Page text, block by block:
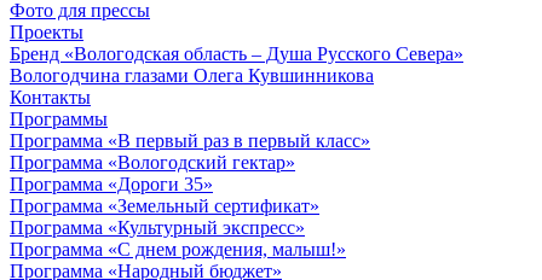
Фото для прессы
Проекты
Бренд «Вологодская область – Душа Русского Севера»
Вологодчина глазами Олега Кувшинникова
Контакты
Программы
Программа «В первый раз в первый класс»
Программа «Вологодский гектар»
Программа «Дороги 35»
Программа «Земельный сертификат»
Программа «Культурный экспресс»
Программа «С днем рождения, малыш!»
Программа «Народный бюджет»